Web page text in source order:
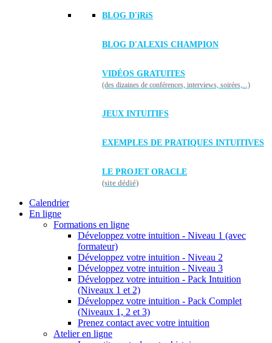
BLOG D'iRiS
BLOG D'ALEXIS CHAMPION
VIDÉOS GRATUITES
(des dizaines de conférences, interviews, soirées,...)
JEUX INTUITIFS
EXEMPLES DE PRATIQUES INTUITIVES
LE PROJET ORACLE
(site dédié)
Calendrier
En ligne
Formations en ligne
Développez votre intuition - Niveau 1 (avec
formateur)
Développez votre intuition - Niveau 2
Développez votre intuition - Niveau 3
Développez votre intuition - Pack Intuition
(Niveaux 1 et 2)
Développez votre intuition - Pack Complet
(Niveaux 1, 2 et 3)
Prenez contact avec votre intuition
Atelier en ligne